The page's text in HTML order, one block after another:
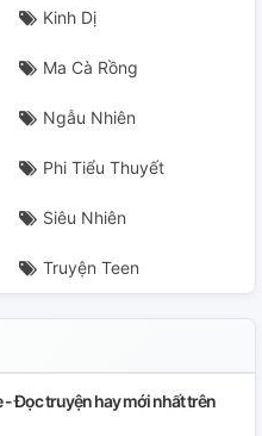
Kinh Dị
Ma Cà Rồng
Ngẫu Nhiên
Phi Tiểu Thuyết
Siêu Nhiên
Truyện Teen
Đọc truyện hay mới nhất trên